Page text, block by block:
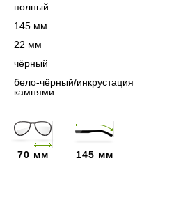
полный
145 мм
22 мм
чёрный
бело-чёрный/инкрустация
камнями
70 мм 145 мм